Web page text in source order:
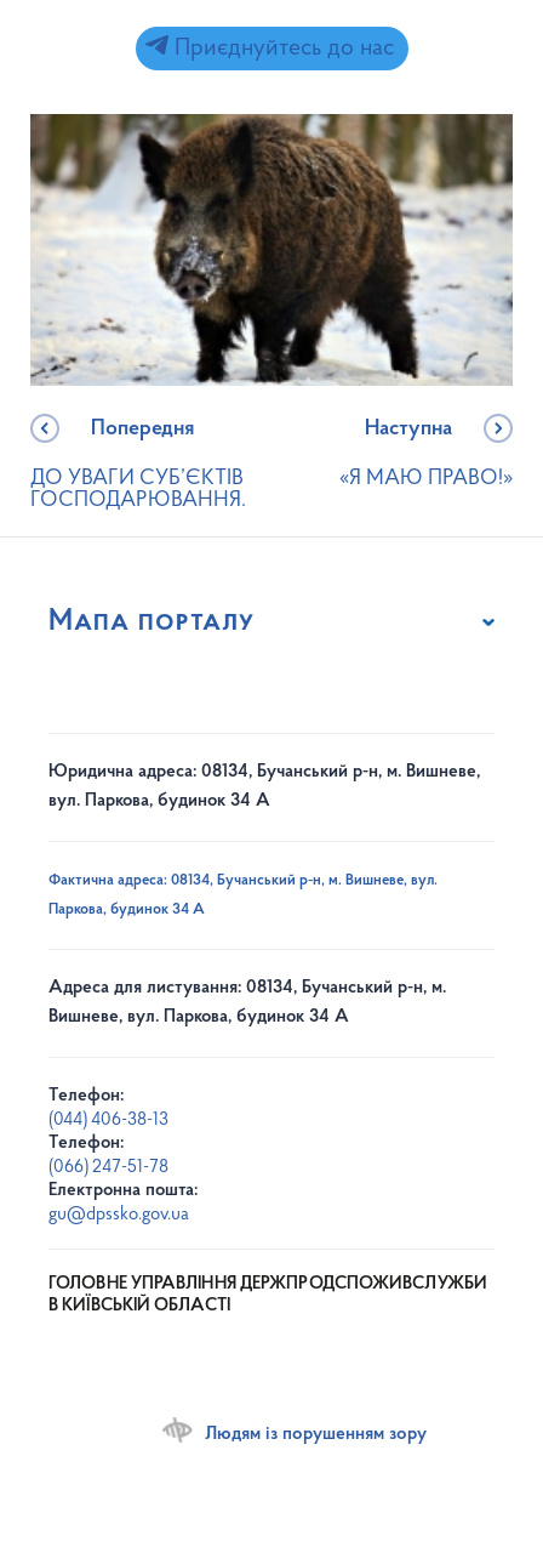
Приєднуйтесь до нас
Попередня
ДО УВАГИ СУБ’ЄКТІВ
ГОСПОДАРЮВАННЯ.
Наступна
«Я МАЮ ПРАВО!»
Мапа порталу
Юридична адреса: 08134, Бучанський р-н, м. Вишневе,
вул. Паркова, будинок 34 А
Фактична адреса: 08134, Бучанський р-н, м. Вишневе, вул.
Паркова, будинок 34 А
Адреса для листування: 08134, Бучанський р-н, м.
Вишневе, вул. Паркова, будинок 34 А
Телефон:
(044) 406-38-13
Телефон:
(066) 247-51-78
Електронна пошта:
gu@dpssko.gov.ua
ГОЛОВНЕ УПРАВЛІННЯ ДЕРЖПРОДСПОЖИВСЛУЖБИ
В КИЇВСЬКІЙ ОБЛАСТІ
Людям із порушенням зору